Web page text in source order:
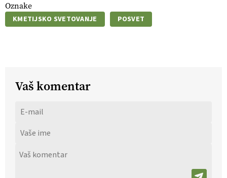
Oznake
KMETIJSKO SVETOVANJE POSVET
Vaš komentar